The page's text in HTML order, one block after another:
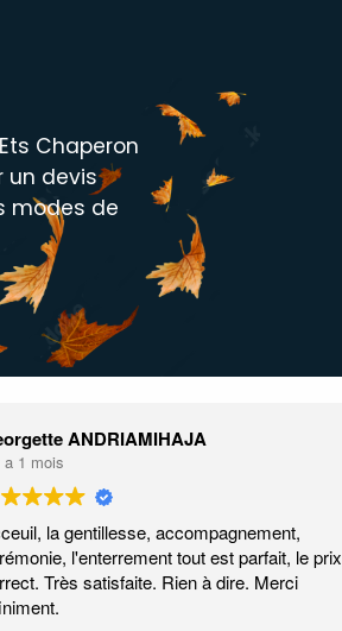
Chaperon
un devis
modes de
ANDRIAMIHAJA
1 mois
la gentillesse, accompagnement,
l'enterrement tout est parfait, le prix
Très satisfaite. Rien à dire. Merci